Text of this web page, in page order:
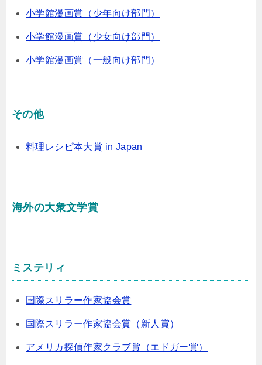
小学館漫画賞（少年向け部門）
小学館漫画賞（少女向け部門）
小学館漫画賞（一般向け部門）
その他
料理レシピ本大賞 in Japan
海外の大衆文学賞
ミステリィ
国際スリラー作家協会賞
国際スリラー作家協会賞（新人賞）
アメリカ探偵作家クラブ賞（エドガー賞）